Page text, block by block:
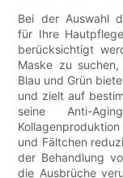
Bei der Auswahl
für Ihre
berücksichtigt
Maske zu
Blau und Grün
und zielt auf
seine Anti-
und Fältchen
der Behandlung
die Ausbrüche